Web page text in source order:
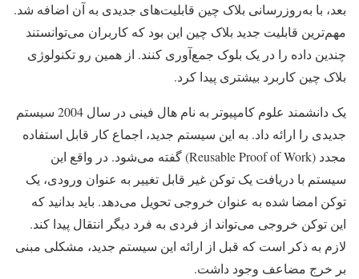
بعد، با به‌روزرسانی بلاک چین قابلیت‌های جدیدی به آن اضافه شد.
مهم‌ترین قابلیت جدید بلاک چین این بود که کاربران می‌توانستند
چندین داده را در یک بلوک جمع‌آوری کنند. از همین رو تکنولوژی
بلاک چین کاربرد بیشتری پیدا کرد.
یک دانشمند علوم کامپیوتر به نام هال فینی در سال 2004 سیستم
جدیدی را ارائه داد. به این سیستم جدید، اجماع کار قابل استفاده
مجدد (Reusable Proof of Work) گفته می‌شود. در واقع این
سیستم با دریافت یک توکن غیر قابل تغییر به عنوان ورودی، یک
توکن امضا شده به عنوان خروجی تحویل می‌دهد. باید بدانید که
این توکن خروجی می‌تواند از فردی به فرد دیگر انتقال پیدا کند.
لازم به ذکر است که قبل از ارائه این سیستم جدید، مشکلی مبنی
بر خرج مضاعف وجود داشت.